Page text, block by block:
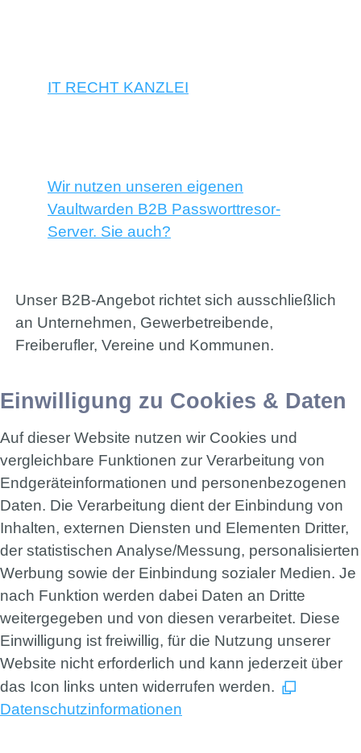
IT RECHT KANZLEI
Wir nutzen unseren eigenen
Vaultwarden B2B Passworttresor-
Server. Sie auch?
Unser B2B-Angebot richtet sich ausschließlich
an Unternehmen, Gewerbetreibende,
Freiberufler, Vereine und Kommunen.
Einwilligung zu Cookies & Daten
Auf dieser Website nutzen wir Cookies und
vergleichbare Funktionen zur Verarbeitung von
Endgeräteinformationen und personenbezogenen
Daten. Die Verarbeitung dient der Einbindung von
Inhalten, externen Diensten und Elementen Dritter,
der statistischen Analyse/Messung, personalisierten
Werbung sowie der Einbindung sozialer Medien. Je
nach Funktion werden dabei Daten an Dritte
weitergegeben und von diesen verarbeitet. Diese
Einwilligung ist freiwillig, für die Nutzung unserer
Website nicht erforderlich und kann jederzeit über
das Icon links unten widerrufen werden.
Datenschutzinformationen